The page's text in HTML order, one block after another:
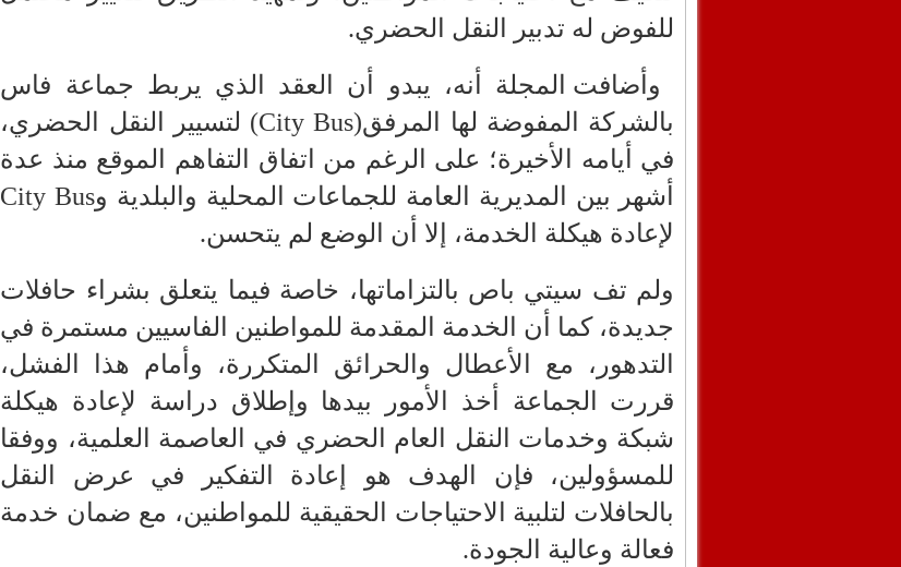
للفوض له تدبير النقل الحضري.
وأضافت المجلة أنه، يبدو أن العقد الذي يربط جماعة فاس
بالشركة المفوضة لها المرفق(City Bus) لتسيير النقل الحضري،
في أيامه الأخيرة؛ على الرغم من اتفاق التفاهم الموقع منذ عدة
أشهر بين المديرية العامة للجماعات المحلية والبلدية وCity Bus
لإعادة هيكلة الخدمة، إلا أن الوضع لم يتحسن.
ولم تف سيتي باص بالتزاماتها، خاصة فيما يتعلق بشراء حافلات
جديدة، كما أن الخدمة المقدمة للمواطنين الفاسيين مستمرة في
التدهور، مع الأعطال والحرائق المتكررة، وأمام هذا الفشل،
قررت الجماعة أخذ الأمور بيدها وإطلاق دراسة لإعادة هيكلة
شبكة وخدمات النقل العام الحضري في العاصمة العلمية، ووفقا
للمسؤولين، فإن الهدف هو إعادة التفكير في عرض النقل
بالحافلات لتلبية الاحتياجات الحقيقية للمواطنين، مع ضمان خدمة
فعالة وعالية الجودة.